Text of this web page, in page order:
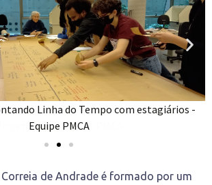
Linha do Tempo com estagiários -
Equipe PMCA
de Andrade é formado por um